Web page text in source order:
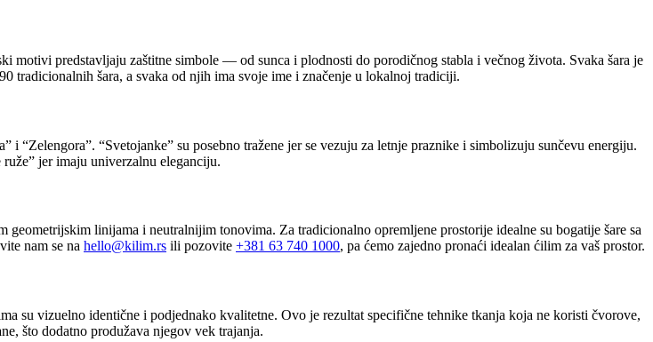
motivi predstavljaju zaštitne simbole — od sunca i plodnosti do porodičnog stabla i večnog života. Svaka šara je
tradicionalnih šara, a svaka od njih ima svoje ime i značenje u lokalnoj tradiciji.
“Zelengora”. “Svetojanke” su posebno tražene jer se vezuju za letnje praznike i simbolizuju sunčevu energiju.
jer imaju univerzalnu eleganciju.
geometrijskim linijama i neutralnijim tonovima. Za tradicionalno opremljene prostorije idealne su bogatije šare sa
nam se na hello@kilim.rs ili pozovite +381 63 740 1000, pa ćemo zajedno pronaći idealan ćilim za vaš prostor.
vizuelno identične i podjednako kvalitetne. Ovo je rezultat specifične tehnike tkanja koja ne koristi čvorove,
što dodatno produžava njegov vek trajanja.